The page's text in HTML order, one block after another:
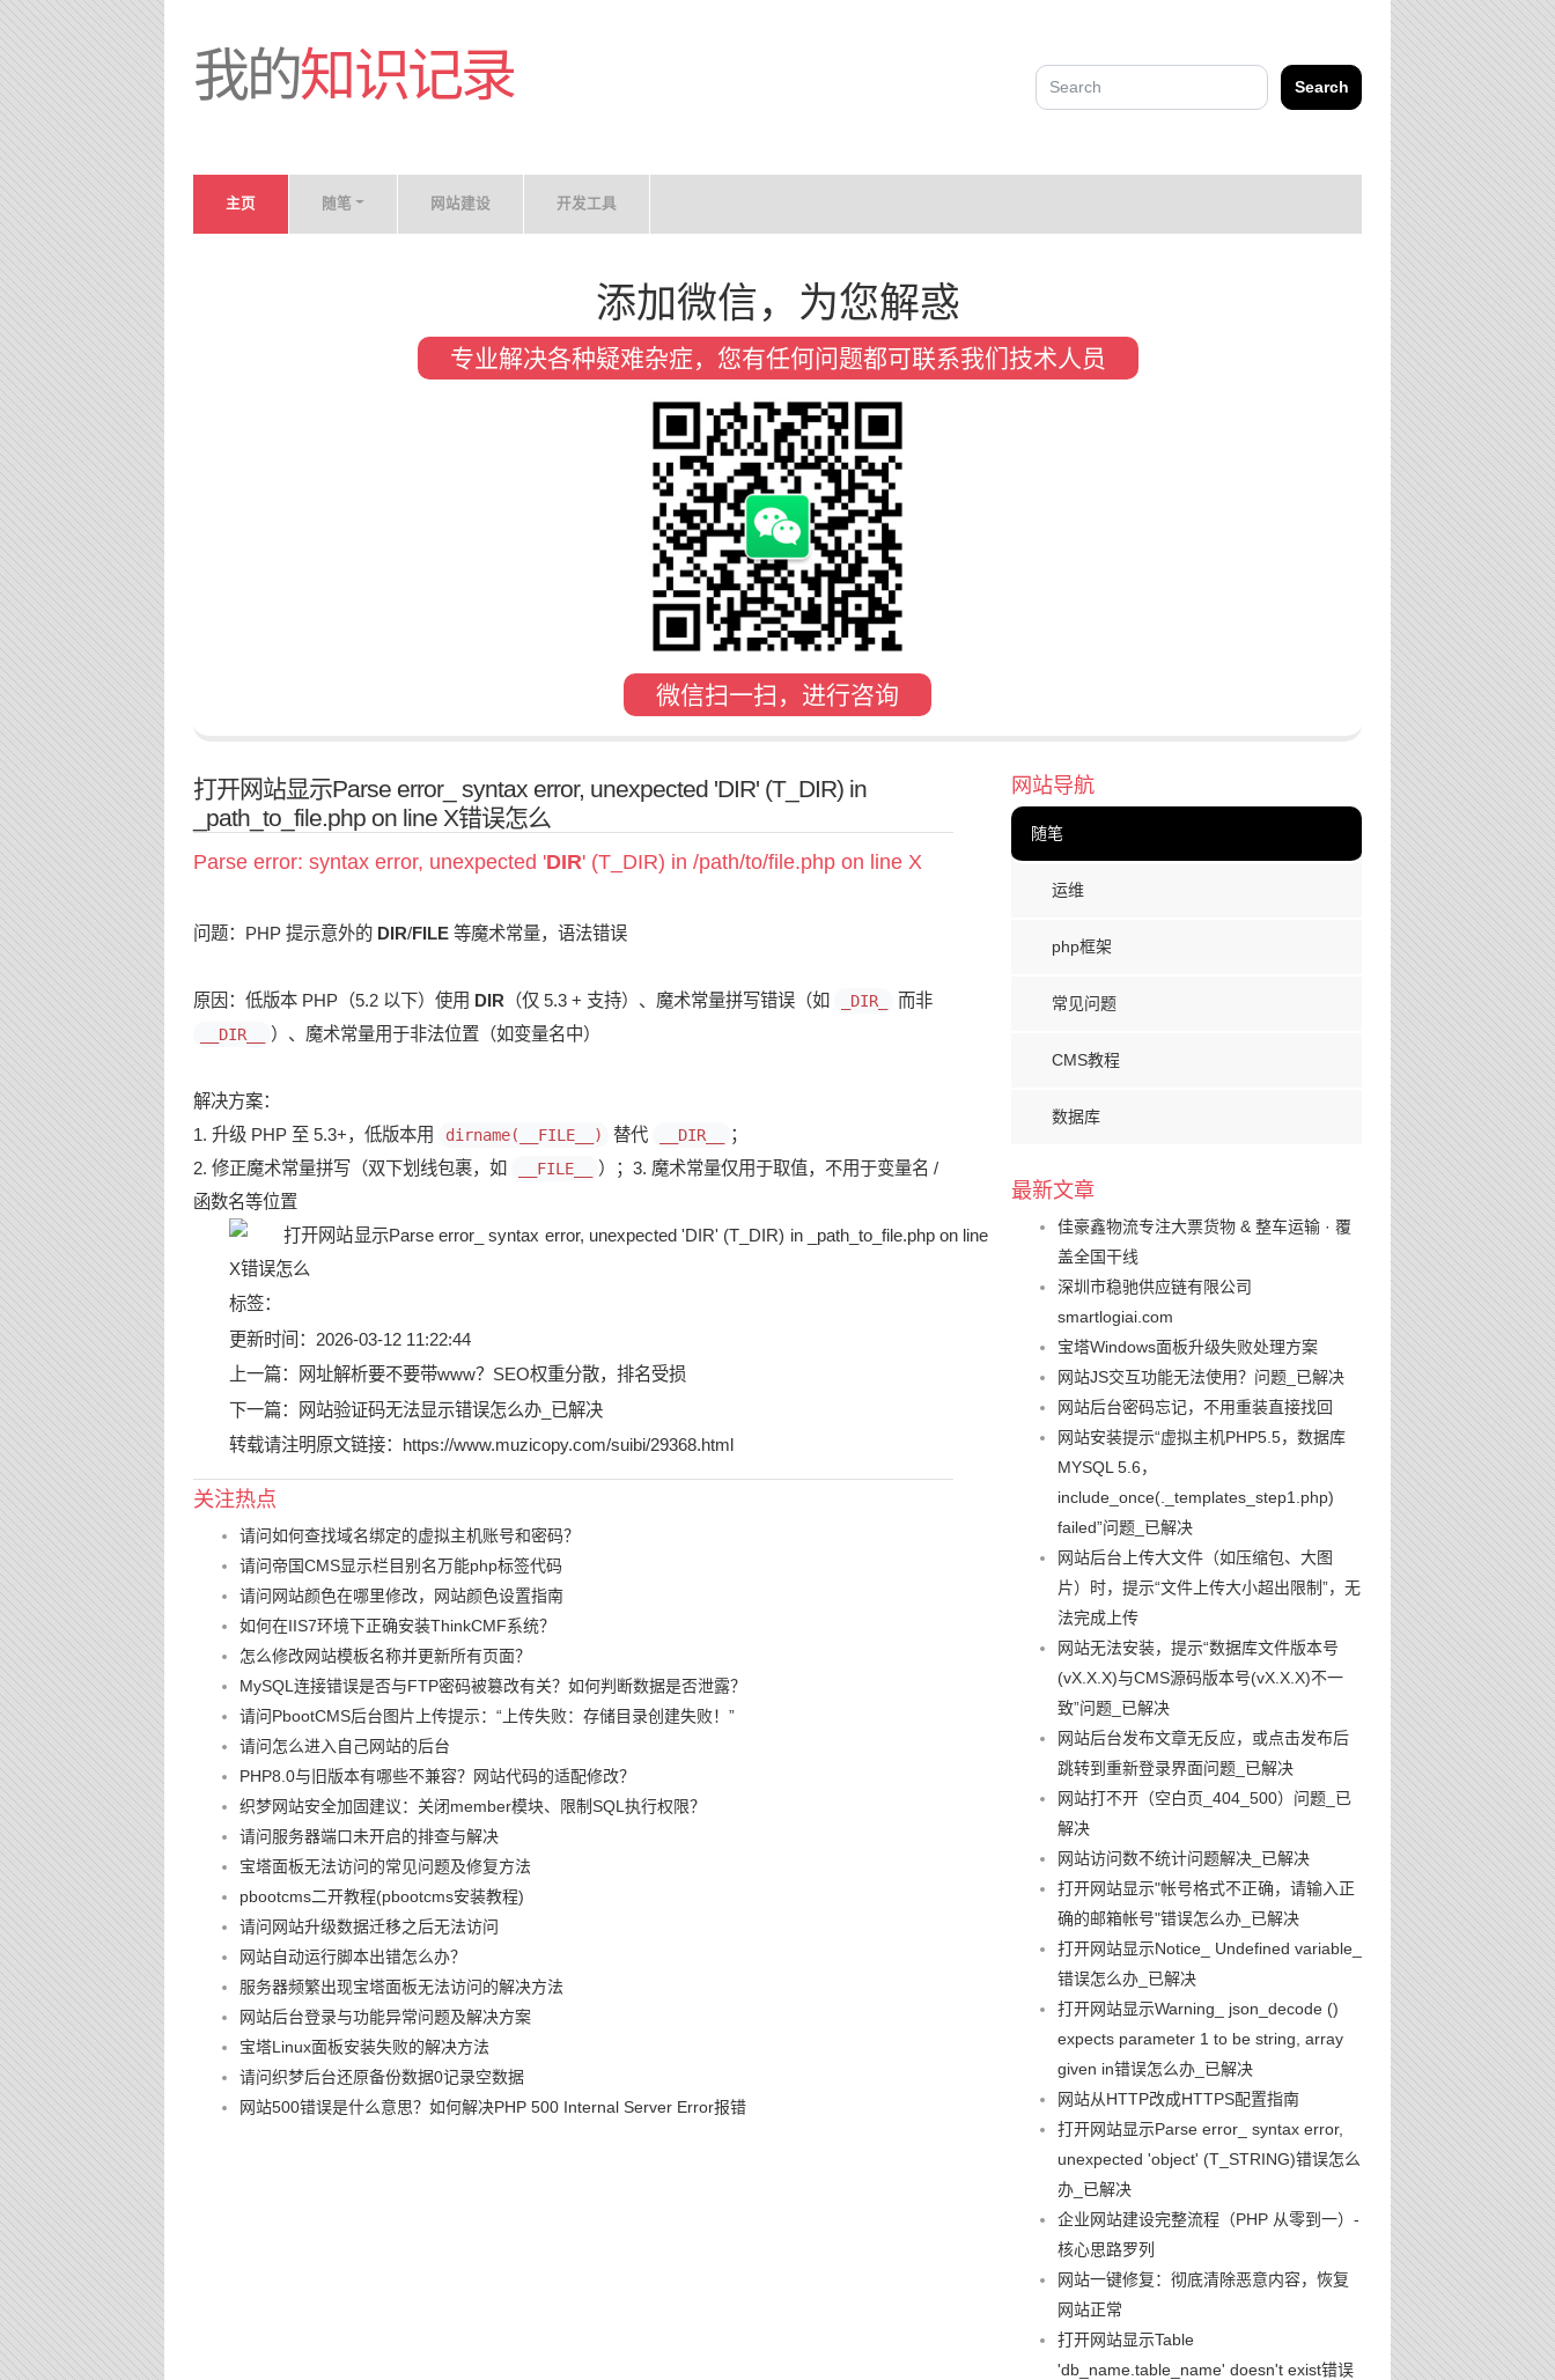
我的知识记录 Search
主页 随笔 网站建设 开发工具
添加微信，为您解惑
专业解决各种疑难杂症，您有任何问题都可联系我们技术人员
微信扫一扫，进行咨询
打开网站显示Parse error_ syntax error, unexpected 'DIR' (T_DIR) in
_path_to_file.php on line X错误怎么
Parse error: syntax error, unexpected 'DIR' (T_DIR) in /path/to/file.php on line X
问题：PHP 提示意外的 DIR/FILE 等魔术常量，语法错误
原因：低版本 PHP（5.2 以下）使用 DIR （仅 5.3 + 支持）、魔术常量拼写错误（如 _DIR_ 而非
__DIR__ ）、魔术常量用于非法位置（如变量名中）
解决方案：
1. 升级 PHP 至 5.3+，低版本用
dirname(__FILE__) 替代 __DIR__
；
2. 修正魔术常量拼写（双下划线包裹，如
__FILE__
）；3. 魔术常量仅用于取值，不用于变量名 /
函数名等位置
标签：
更新时间：2026-03-12 11:22:44
上一篇：
网址解析要不要带www？SEO权重分散，排名受损
下一篇：
网站验证码无法显示错误怎么办_已解决
转载请注明原文链接： https://www.muzicopy.com/suibi/29368.html
关注热点
请问如何查找域名绑定的虚拟主机账号和密码？
请问帝国CMS显示栏目别名万能php标签代码
请问网站颜色在哪里修改，网站颜色设置指南
如何在IIS7环境下正确安装ThinkCMF系统？
怎么修改网站模板名称并更新所有页面？
MySQL连接错误是否与FTP密码被篡改有关？如何判断数据是否泄露？
请问PbootCMS后台图片上传提示：“上传失败：存储目录创建失败！”
请问怎么进入自己网站的后台
PHP8.0与旧版本有哪些不兼容？网站代码的适配修改？
织梦网站安全加固建议：关闭member模块、限制SQL执行权限？
请问服务器端口未开启的排查与解决
宝塔面板无法访问的常见问题及修复方法
pbootcms二开教程(pbootcms安装教程)
请问网站升级数据迁移之后无法访问
网站自动运行脚本出错怎么办？
服务器频繁出现宝塔面板无法访问的解决方法
网站后台登录与功能异常问题及解决方案
宝塔Linux面板安装失败的解决方法
请问织梦后台还原备份数据0记录空数据
网站500错误是什么意思？如何解决PHP 500 Internal Server Error报错
网站导航
随笔
运维
php框架
常见问题
CMS教程
数据库
最新文章
佳豪鑫物流专注大票货物 & 整车运输 · 覆
盖全国干线
深圳市稳驰供应链有限公司
smartlogiai.com
宝塔Windows面板升级失败处理方案
网站JS交互功能无法使用？问题_已解决
网站后台密码忘记，不用重装直接找回
网站安装提示“虚拟主机PHP5.5，数据库
MYSQL 5.6，
include_once(._templates_step1.php)
failed”问题_已解决
网站后台上传大文件（如压缩包、大图
片）时，提示“文件上传大小超出限制”，无
法完成上传
网站无法安装，提示“数据库文件版本号
(vX.X.X)与CMS源码版本号(vX.X.X)不一
致”问题_已解决
网站后台发布文章无反应，或点击发布后
跳转到重新登录界面问题_已解决
网站打不开（空白页_404_500）问题_已
解决
网站访问数不统计问题解决_已解决
打开网站显示"帐号格式不正确，请输入正
确的邮箱帐号"错误怎么办_已解决
打开网站显示Notice_ Undefined variable_
错误怎么办_已解决
打开网站显示Warning_ json_decode ()
expects parameter 1 to be string, array
given in错误怎么办_已解决
网站从HTTP改成HTTPS配置指南
打开网站显示Parse error_ syntax error,
unexpected 'object' (T_STRING)错误怎么
办_已解决
企业网站建设完整流程（PHP 从零到一）-
核心思路罗列
网站一键修复：彻底清除恶意内容，恢复
网站正常
打开网站显示Table
'db_name.table_name' doesn't exist错误